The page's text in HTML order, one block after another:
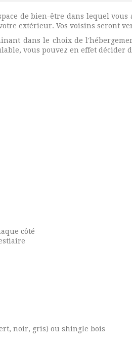
de bien-être dans lequel
extérieur. Vos voisins seront
dans le choix de
vous pouvez en effet
côté
noir, gris) ou shingle bois